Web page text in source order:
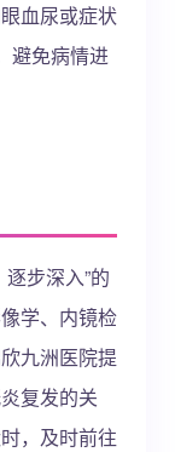
血尿或症状
避免病情进
步深入”的
学、内镜检
九洲医院提
复发的关
，及时前往